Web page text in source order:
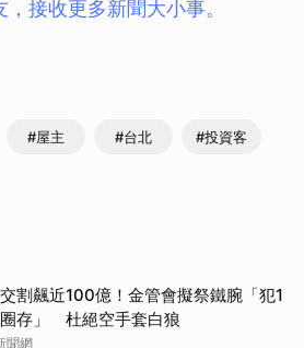
接收更多新聞大小事。
#屋主 #台北 #投資客
割飆近100億！金管會擬祭鐵腕「犯1
存」 杜絕空手套白狼
聞網